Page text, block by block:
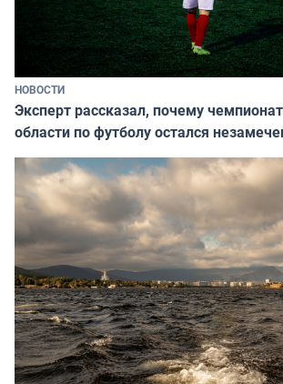
НОВОСТИ
Эксперт рассказал, почему
области по футболу остался